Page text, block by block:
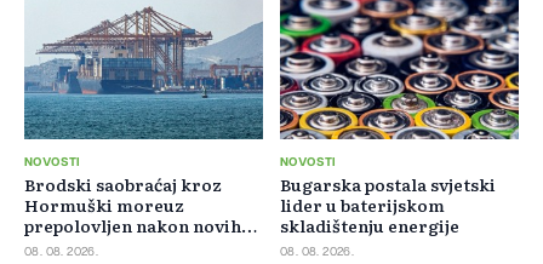
NOVOSTI
Brodski saobraćaj kroz
Hormuški moreuz
prepolovljen nakon novih
blokada
08. 08. 2026.
NOVOSTI
Bugarska postala svjetski
lider u baterijskom
skladištenju energije
08. 08. 2026.